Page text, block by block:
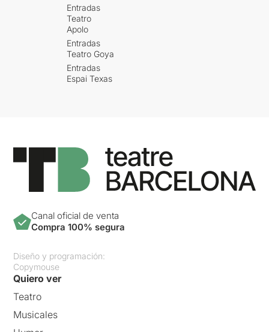
Entradas
Teatro
Apolo
Entradas
Teatro Goya
Entradas
Espai Texas
Canal oficial de venta
Compra 100% segura
Diseño y programación:
Copymouse
Quiero ver
Teatro
Musicales